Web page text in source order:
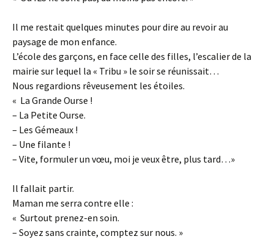
Il me restait quelques minutes pour dire au revoir au
paysage de mon enfance.
L’école des garçons, en face celle des filles, l’escalier de la
mairie sur lequel la « Tribu » le soir se réunissait…
Nous regardions rêveusement les étoiles.
« La Grande Ourse !
– La Petite Ourse.
– Les Gémeaux !
– Une filante !
– Vite, formuler un vœu, moi je veux être, plus tard…»
Il fallait partir.
Maman me serra contre elle :
« Surtout prenez-en soin.
– Soyez sans crainte, comptez sur nous. »